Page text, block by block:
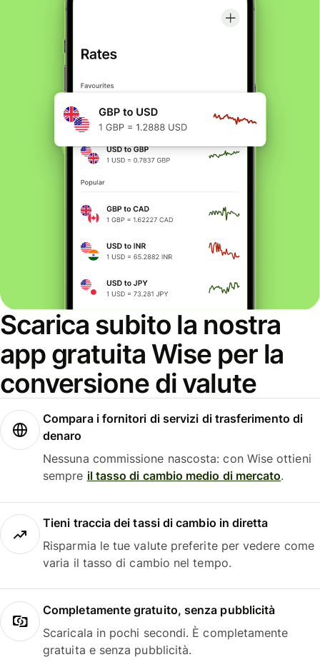
Scarica subito la nostra
app gratuita Wise per la
conversione di valute
Compara i fornitori di servizi di trasferimento di
denaro
Nessuna commissione nascosta: con Wise ottieni
sempre il tasso di cambio medio di mercato.
Tieni traccia dei tassi di cambio in diretta
Risparmia le tue valute preferite per vedere come
varia il tasso di cambio nel tempo.
Completamente gratuito, senza pubblicità
Scaricala in pochi secondi. È completamente
gratuita e senza pubblicità.